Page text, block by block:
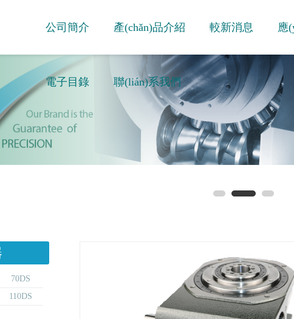
公司簡介 產(chǎn)品介紹 較新消息 應
電子目錄 聯(lián)系我們
70DS
110DS